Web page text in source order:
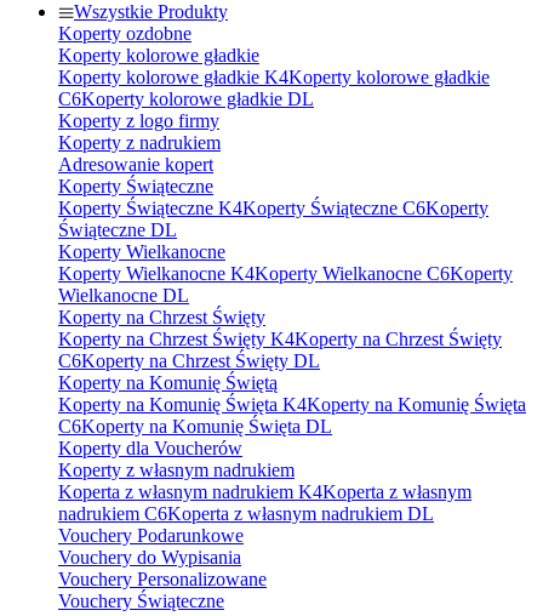
Wszystkie Produkty
Koperty ozdobne
Koperty kolorowe gładkie
Koperty kolorowe gładkie K4Koperty kolorowe gładkie
C6Koperty kolorowe gładkie DL
Koperty z logo firmy
Koperty z nadrukiem
Adresowanie kopert
Koperty Świąteczne
Koperty Świąteczne K4Koperty Świąteczne C6Koperty
Świąteczne DL
Koperty Wielkanocne
Koperty Wielkanocne K4Koperty Wielkanocne C6Koperty
Wielkanocne DL
Koperty na Chrzest Święty
Koperty na Chrzest Święty K4Koperty na Chrzest Święty
C6Koperty na Chrzest Święty DL
Koperty na Komunię Świętą
Koperty na Komunię Święta K4Koperty na Komunię Święta
C6Koperty na Komunię Święta DL
Koperty dla Voucherów
Koperty z własnym nadrukiem
Koperta z własnym nadrukiem K4Koperta z własnym
nadrukiem C6Koperta z własnym nadrukiem DL
Vouchery Podarunkowe
Vouchery do Wypisania
Vouchery Personalizowane
Vouchery Świąteczne